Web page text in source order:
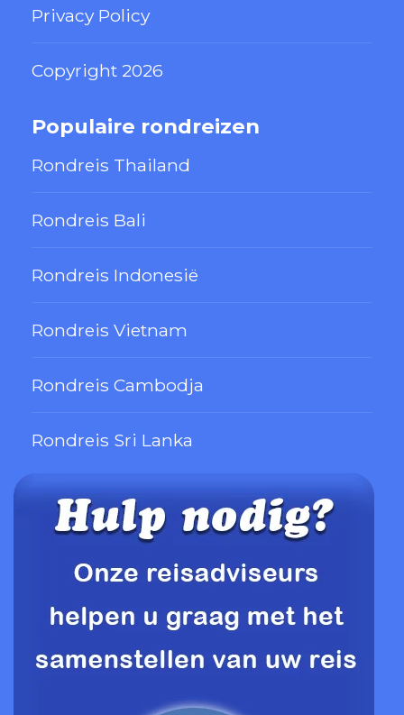
Privacy Policy
Copyright 2026
Populaire rondreizen
Rondreis Thailand
Rondreis Bali
Rondreis Indonesië
Rondreis Vietnam
Rondreis Cambodja
Rondreis Sri Lanka